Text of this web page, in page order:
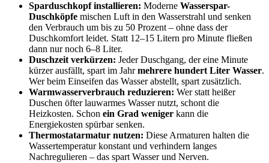
Sparduschkopf installieren: Moderne Wasserspar-
Duschköpfe mischen Luft in den Wasserstrahl und senken
den Verbrauch um bis zu 50 Prozent – ohne dass der
Duschkomfort leidet. Statt 12–15 Litern pro Minute fließen
dann nur noch 6–8 Liter.
Duschzeit verkürzen: Jeder Duschgang, der eine Minute
kürzer ausfällt, spart im Jahrmehrere hundert Liter Wasser.
Wer beim Einseifen das Wasser abstellt, spart zusätzlich.
Warmwasserverbrauch reduzieren: Wer statt heißer
Duschen öfter lauwarmes Wasser nutzt, schont die
Heizkosten. Schon ein Grad weniger kann die
Energiekosten spürbar senken.
Thermostatarmatur nutzen: Diese Armaturen halten die
Wassertemperatur konstant und verhindern langes
Nachregulieren – das spart Wasser und Nerven.